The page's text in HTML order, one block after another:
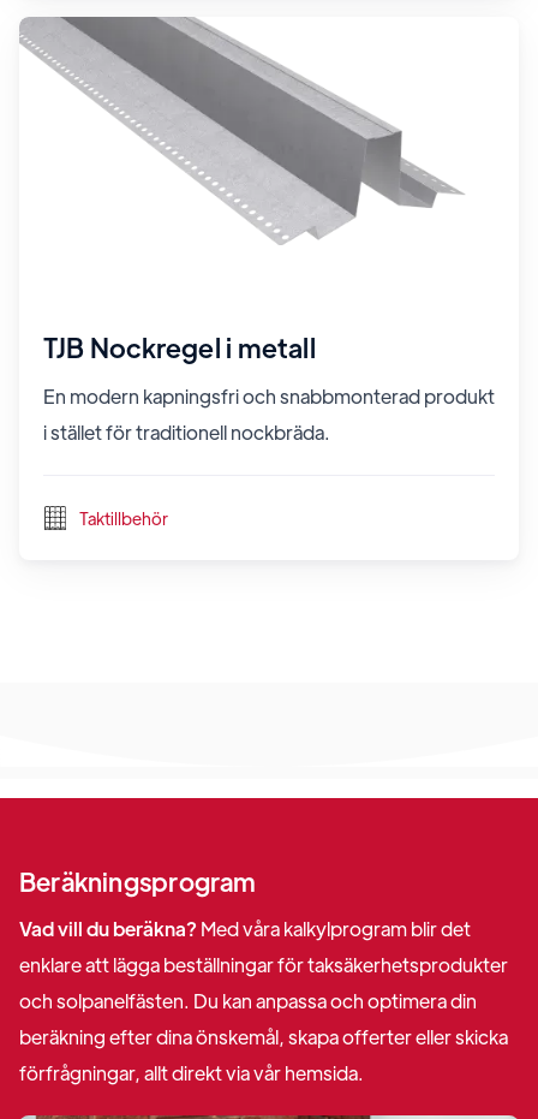
TJB Nockregel i metall
En modern kapningsfri och snabbmonterad produkt
i stället för traditionell nockbräda.
Taktillbehör
Beräkningsprogram
Vad vill du beräkna?Med våra kalkylprogram blir det
enklare att lägga beställningar för taksäkerhetsprodukter
och solpanelfästen. Du kan anpassa och optimera din
beräkning efter dina önskemål, skapa offerter eller skicka
förfrågningar, allt direkt via vår hemsida.